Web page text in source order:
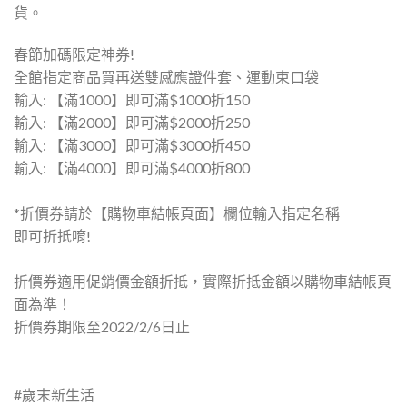
貨。
春節加碼限定神券!
全館指定商品買再送雙感應證件套、運動束口袋
輸入: 【滿1000】即可滿$1000折150
輸入: 【滿2000】即可滿$2000折250
輸入: 【滿3000】即可滿$3000折450
輸入: 【滿4000】即可滿$4000折800
*折價券請於【購物車結帳頁面】欄位輸入指定名稱
即可折抵唷!
折價券適用促銷價金額折抵，實際折抵金額以購物車結帳頁
面為準！
折價券期限至2022/2/6日止
#歲末新生活